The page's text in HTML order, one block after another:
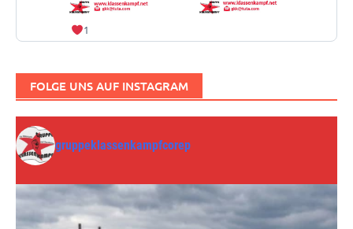
1
FOLGE UNS AUF INSTAGRAM
gruppeklassenkampfcorep